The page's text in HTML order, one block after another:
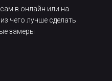
в онлайн или на
чего лучше сделать
замеры